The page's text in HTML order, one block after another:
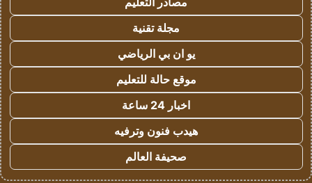
مجلة تقنية
يو ان بي الرياضي
موقع حالة للتعليم
اخبار 24 ساعة
هيدب فنون وترفيه
صحيفة العالم